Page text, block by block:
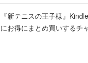
『新テニスの王子様』
にお得にまとめ買いするチ